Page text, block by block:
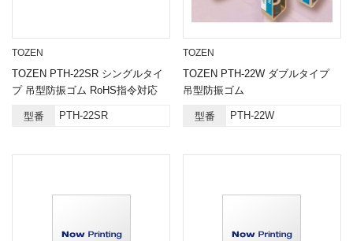
TOZEN
TOZEN PTH-22SR シングルタイ
プ 吊型防振ゴム RoHS指令対応
型番 PTH-22SR
TOZEN
TOZEN PTH-22W ダブルタイプ
吊型防振ゴム
型番 PTH-22W